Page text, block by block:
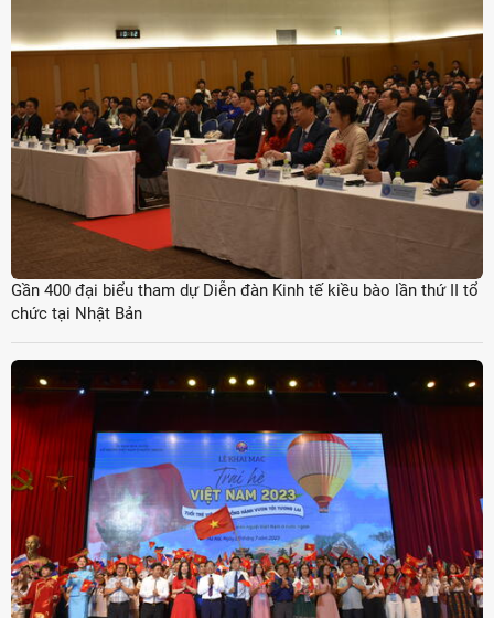
Gần 400 đại biểu tham dự Diễn đàn Kinh tế kiều bào lần thứ II tổ
chức tại Nhật Bản